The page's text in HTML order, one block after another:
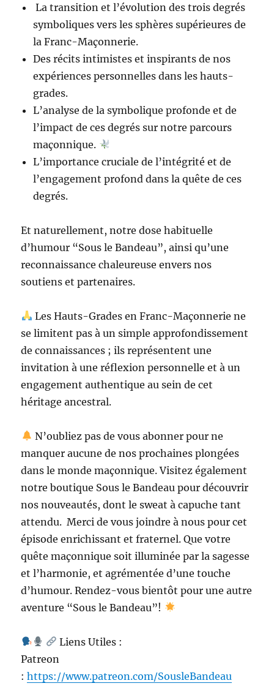
La transition et l’évolution des trois degrés
symboliques vers les sphères supérieures de
la Franc-Maçonnerie.
Des récits intimistes et inspirants de nos
expériences personnelles dans les hauts-
grades.
L’analyse de la symbolique profonde et de
l’impact de ces degrés sur notre parcours
maçonnique.
L’importance cruciale de l’intégrité et de
l’engagement profond dans la quête de ces
degrés.
Et naturellement, notre dose habituelle
d’humour “Sous le Bandeau”, ainsi qu’une
reconnaissance chaleureuse envers nos
soutiens et partenaires.
Les Hauts-Grades en Franc-Maçonnerie ne
se limitent pas à un simple approfondissement
de connaissances ; ils représentent une
invitation à une réflexion personnelle et à un
engagement authentique au sein de cet
héritage ancestral.
N’oubliez pas de vous abonner pour ne
manquer aucune de nos prochaines plongées
dans le monde maçonnique. Visitez également
notre boutique Sous le Bandeau pour découvrir
nos nouveautés, dont le sweat à capuche tant
attendu. Merci de vous joindre à nous pour cet
épisode enrichissant et fraternel. Que votre
quête maçonnique soit illuminée par la sagesse
et l’harmonie, et agrémentée d’une touche
d’humour. Rendez-vous bientôt pour une autre
aventure “Sous le Bandeau”!
Liens Utiles :
Patreon
:https://www.patreon.com/SousleBandeau